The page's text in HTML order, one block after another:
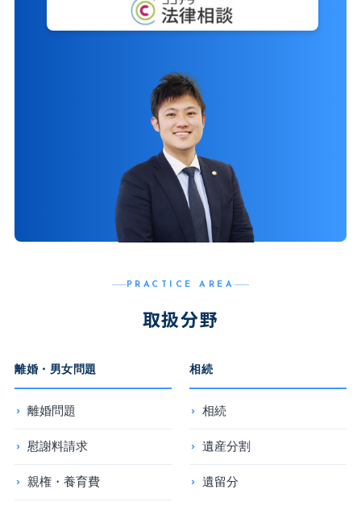
PRACTICE AREA
取扱分野
離婚・男女問題
離婚問題
慰謝料請求
親権・養育費
相続
相続
遺産分割
遺留分